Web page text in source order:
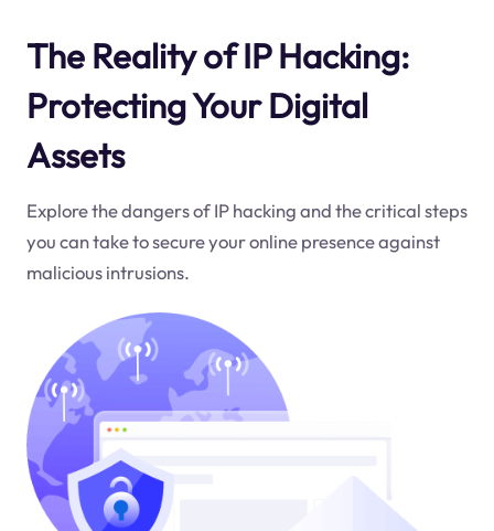
The Reality of IP Hacking:
Protecting Your Digital
Assets
Explore the dangers of IP hacking and the critical steps
you can take to secure your online presence against
malicious intrusions.